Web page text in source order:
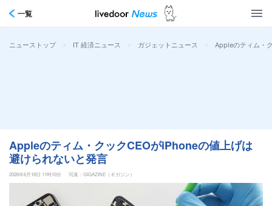
一覧
ニューストップ > IT 経済ニュース > ガジェットニュース > Appleのティム・
Appleのティム・クックCEOがiPhoneの値上げは
避けられないと発言
2026年6月18日 11時10分 写真：GIGAZINE（ギガジン）